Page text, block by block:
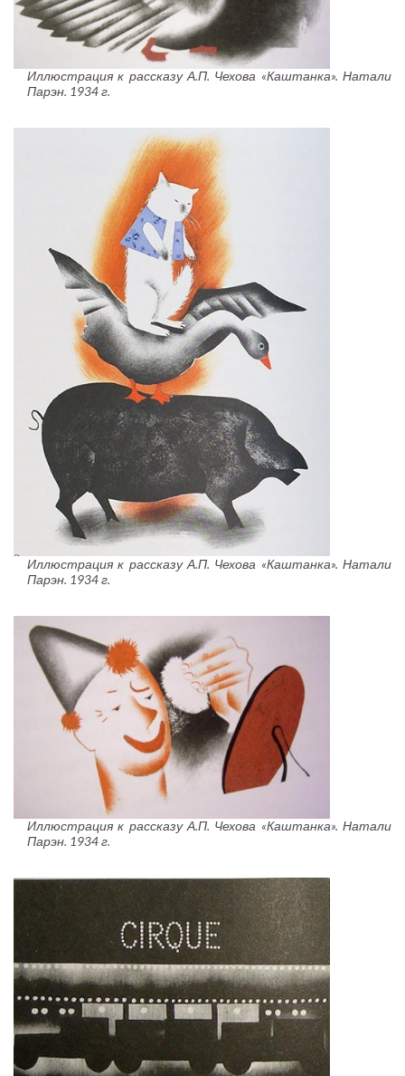
Иллюстрация к рассказу А.П. Чехова «Каштанка». Натали
Парэн. 1934 г.
Иллюстрация к рассказу А.П. Чехова «Каштанка». Натали
Парэн. 1934 г.
Иллюстрация к рассказу А.П. Чехова «Каштанка». Натали
Парэн. 1934 г.